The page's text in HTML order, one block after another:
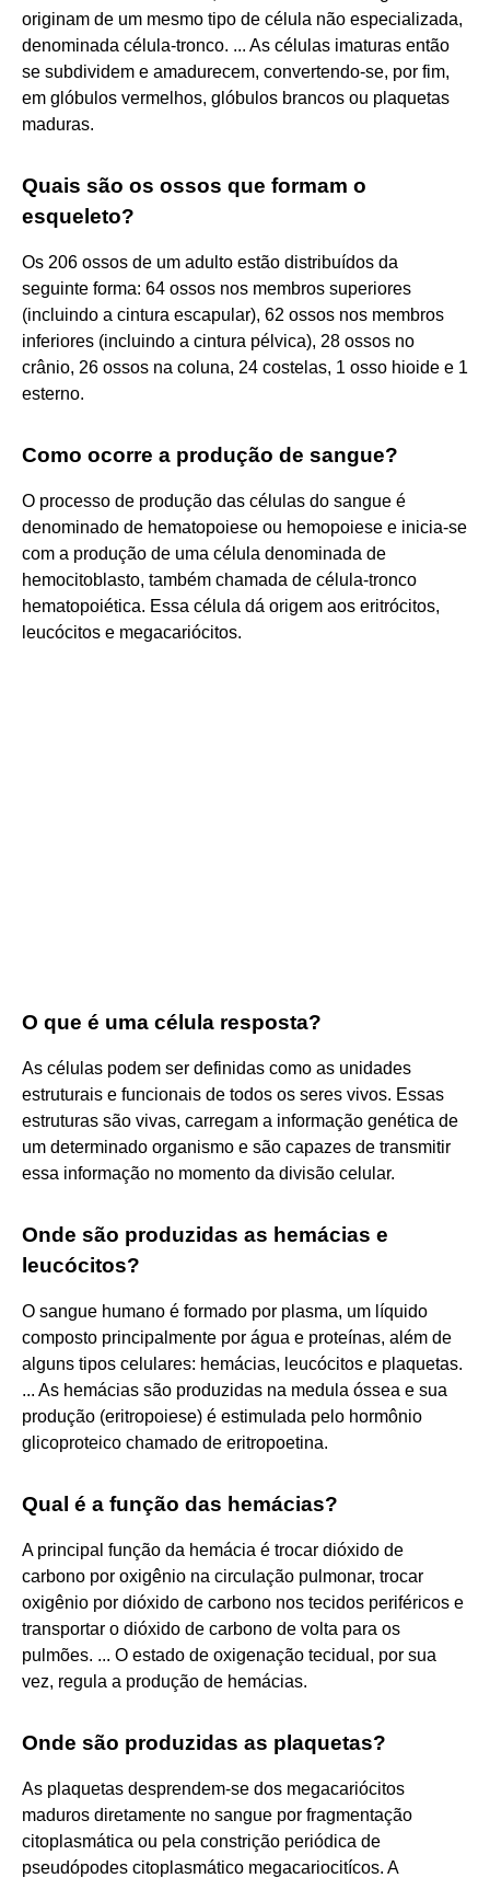
originam de um mesmo tipo de célula não especializada,
denominada célula-tronco. ... As células imaturas então
se subdividem e amadurecem, convertendo-se, por fim,
em glóbulos vermelhos, glóbulos brancos ou plaquetas
maduras.
Quais são os ossos que formam o
esqueleto?
Os 206 ossos de um adulto estão distribuídos da
seguinte forma: 64 ossos nos membros superiores
(incluindo a cintura escapular), 62 ossos nos membros
inferiores (incluindo a cintura pélvica), 28 ossos no
crânio, 26 ossos na coluna, 24 costelas, 1 osso hioide e 1
esterno.
Como ocorre a produção de sangue?
O processo de produção das células do sangue é
denominado de hematopoiese ou hemopoiese e inicia-se
com a produção de uma célula denominada de
hemocitoblasto, também chamada de célula-tronco
hematopoiética. Essa célula dá origem aos eritrócitos,
leucócitos e megacariócitos.
O que é uma célula resposta?
As células podem ser definidas como as unidades
estruturais e funcionais de todos os seres vivos. Essas
estruturas são vivas, carregam a informação genética de
um determinado organismo e são capazes de transmitir
essa informação no momento da divisão celular.
Onde são produzidas as hemácias e
leucócitos?
O sangue humano é formado por plasma, um líquido
composto principalmente por água e proteínas, além de
alguns tipos celulares: hemácias, leucócitos e plaquetas.
... As hemácias são produzidas na medula óssea e sua
produção (eritropoiese) é estimulada pelo hormônio
glicoproteico chamado de eritropoetina.
Qual é a função das hemácias?
A principal função da hemácia é trocar dióxido de
carbono por oxigênio na circulação pulmonar, trocar
oxigênio por dióxido de carbono nos tecidos periféricos e
transportar o dióxido de carbono de volta para os
pulmões. ... O estado de oxigenação tecidual, por sua
vez, regula a produção de hemácias.
Onde são produzidas as plaquetas?
As plaquetas desprendem-se dos megacariócitos
maduros diretamente no sangue por fragmentação
citoplasmática ou pela constrição periódica de
pseudópodes citoplasmático megacariocitícos. A